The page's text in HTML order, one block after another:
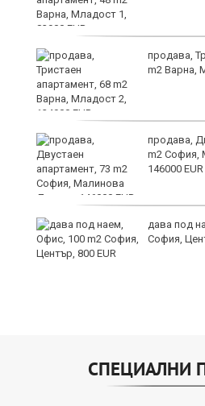
продава,
m2 Варна,
продава,
m2 София,
146000 EUR
дава под
София,
СПЕЦИАЛНИ